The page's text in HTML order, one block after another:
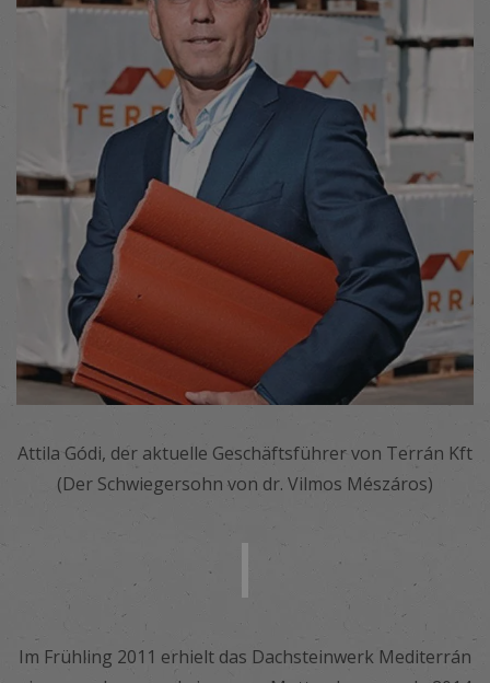
Attila Gódi, der aktuelle Geschäftsführer von Terrán Kft
(Der Schwiegersohn von dr. Vilmos Mészáros)
Im Frühling 2011 erhielt das Dachsteinwerk Mediterrán